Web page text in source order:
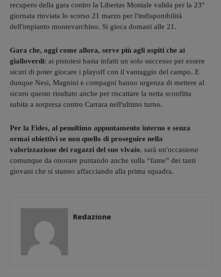
recupero della gara contro la Libertas Montale valida per la 23°
giornata rinviata lo scorso 21 marzo per l'indisponibilità
dell'impianto montevarchino. Si gioca domani alle 21.
Gara che, oggi come allora, serve più agli ospiti che ai
gialloverdi: ai pistoiesi basta infatti un solo successo per essere
sicuri di poter giocare i playoff con il vantaggio del campo. E
dunque Nesi, Magnini e compagni hanno urgenza di mettere al
sicuro questo risultato anche per riscattare la netta sconfitta
subita a sorpresa contro Carrara nell'ultimo turno.
Per la Fides, al penultimo appuntamento interno e senza
ormai obiettivi se non quello di proseguire nella
valorizzazione dei ragazzi del suo vivaio, sarà un'occasione
comunque da onorare puntando anche sulla “fame” dei tanti
giovani che si stanno affacciando alla prima squadra.
Redazione